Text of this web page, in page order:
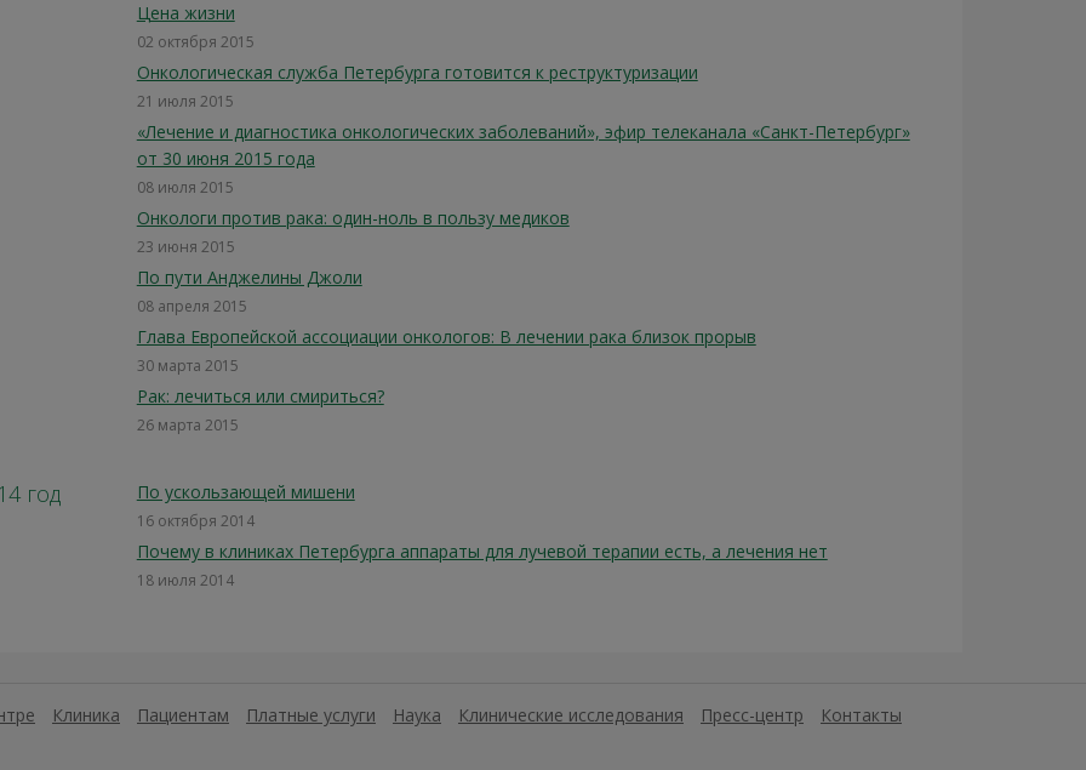
Цена жизни
02 октября 2015
Онкологическая служба Петербурга готовится к реструктуризации
21 июля 2015
«Лечение и диагностика онкологических заболеваний», эфир телеканала «Санкт-Петербург»
от 30 июня 2015 года
08 июля 2015
Онкологи против рака: один-ноль в пользу медиков
23 июня 2015
По пути Анджелины Джоли
08 апреля 2015
Глава Европейской ассоциации онкологов: В лечении рака близок прорыв
30 марта 2015
Рак: лечиться или смириться?
26 марта 2015
год По ускользающей мишени
16 октября 2014
Почему в клиниках Петербурга аппараты для лучевой терапии есть, а лечения нет
18 июля 2014
Клиника Пациентам Платные услуги Наука Клинические исследования Пресс-центр Контакты